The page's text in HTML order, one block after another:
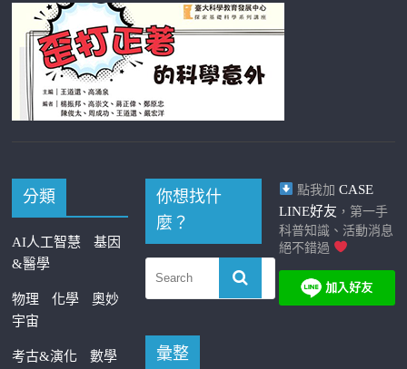
分類
AI人工智慧
基因
&醫學
物理 化學
奧妙
宇宙
考古&演化
數學
你想找什
麼？
彙整
點我加 CASE
LINE好友 ，第一手
科普知識、活動消息
絕不錯過